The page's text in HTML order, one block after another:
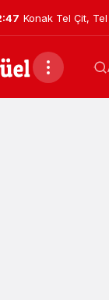
Konak Tel Çit,